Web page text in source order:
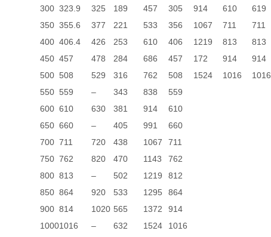
300 323.9 325 189 457 305 914 610 619
350 355.6 377 221 533 356 1067 711 711
400 406.4 426 253 610 406 1219 813 813
450 457 478 284 686 457 172 914 914
500 508 529 316 762 508 1524 1016
1016
550 559 – 343 838
559
600 610 630 381 914
610
650 660 – 405 991
660
700 711 720 438 1067
711
750 762 820 470 1143
762
800 813 – 502 1219
812
850 864 920 533 1295
864
900 814 1020 565 1372
914
10001016 – 632 1524
1016